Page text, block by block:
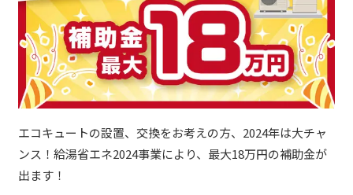
エコキュートの設置、交換をお考えの方、2024年は大チャ
ンス！給湯省エネ2024事業により、最大18万円の補助金が
出ます！